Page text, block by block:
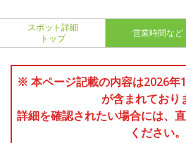
スポット詳細
トップ
営業時間など
※ 本ページ記載の内容は2026年
が含まれており
詳細を確認されたい場合には、
ください。